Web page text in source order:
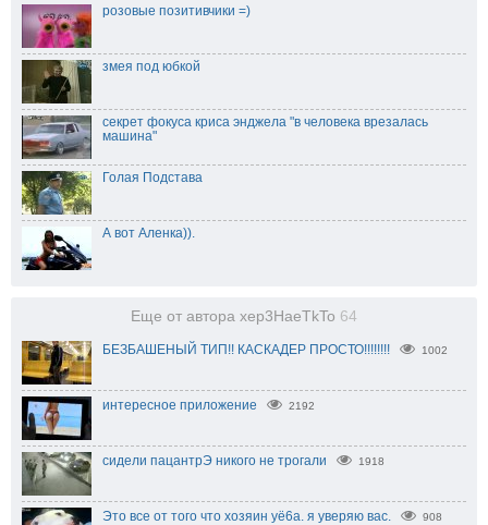
розовые позитивчики =)
змея под юбкой
секрет фокуса криса энджела "в человека врезалась
машина"
Голая Подстава
А вот Аленка)).
Еще от автора xep3HaeTkTo 64
БЕЗБАШЕНЫЙ ТИП!! КАСКАДЕР ПРОСТО!!!!!!!! 1002
интересное приложение 2192
сидели пацантрЭ никого не трогали 1918
Это все от того что хозяин уё6а. я уверяю вас. 908